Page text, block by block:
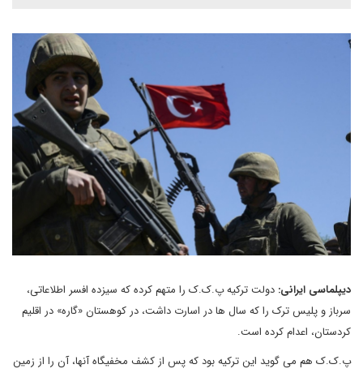
ایرانی:دولت ترکیه پ.ک.ک را متهم کرده که سیزده افسر اطلاعاتی،
و پلیس ترک را که سال ها در اسارت داشت، در کوهستان «گاره» در اقلیم
اعدام کرده است.
هم می گوید این ترکیه بود که پس از کشف مخفیگاه آنها، آن را از زمین